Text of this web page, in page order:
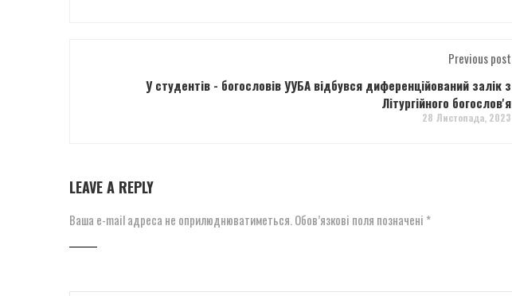
Previous post
У студентів - богословів УУБА відбувся диференційований залік з
Літургійного богослов'я
28 Листопада, 2023
LEAVE A REPLY
Ваша e-mail адреса не оприлюднюватиметься. Обов’язкові поля позначені *